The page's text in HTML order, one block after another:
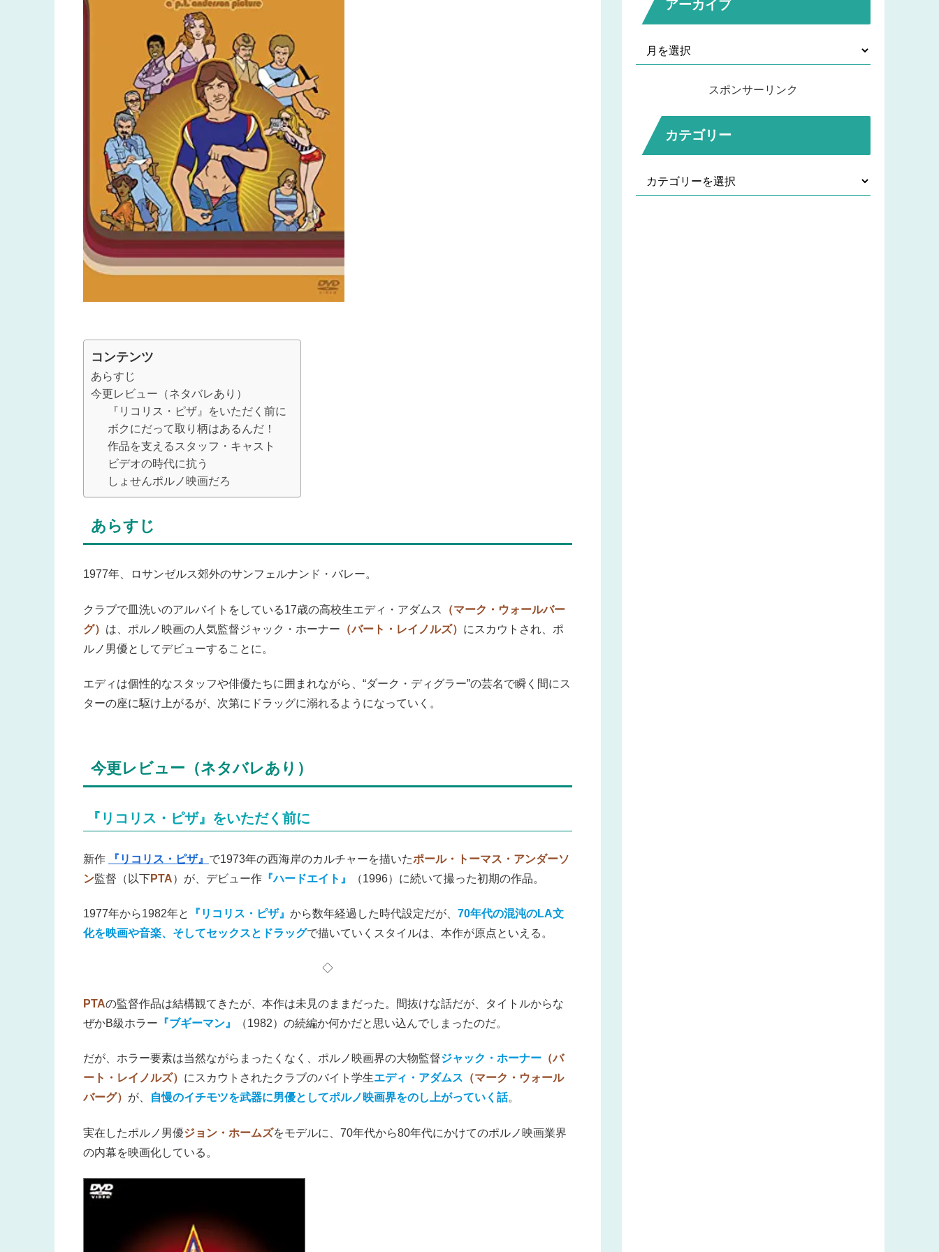
コンテンツ
あらすじ
今更レビュー（ネタバレあり）
『リコリス・ピザ』をいただく前に
ボクにだって取り柄はあるんだ！
作品を支えるスタッフ・キャスト
ビデオの時代に抗う
しょせんポルノ映画だろ
あらすじ
1977年、ロサンゼルス郊外のサンフェルナンド・バレー。
クラブで皿洗いのアルバイトをしている17歳の高校生エディ・アダムス
（マーク・ウォールバー
グ） は、ポルノ映画の人気監督ジャック・ホーナー （バート・レイノルズ） にスカウトされ、ポ
ルノ男優としてデビューすることに。
エディは個性的なスタッフや俳優たちに囲まれながら、“ダーク・ディグラー”の芸名で瞬く間にス
ターの座に駆け上がるが、次第にドラッグに溺れるようになっていく。
今更レビュー（ネタバレあり）
『リコリス・ピザ』をいただく前に
新作 『リコリス・ピザ』 で1973年の西海岸のカルチャーを描いたポール・トーマス・アンダーソ
ン監督（以下PTA）が、デビュー作 『ハードエイト』 （1996）に続いて撮った初期の作品。
1977年から1982年と 『リコリス・ピザ』 から数年経過した時代設定だが、 70年代の混沌のLA文
化を映画や音楽、そしてセックスとドラッグで描いていくスタイルは、本作が原点といえる。
◇
PTAの監督作品は結構観てきたが、本作は未見のままだった。間抜けな話だが、タイトルからな
ぜかB級ホラー 『ブギーマン』 （1982）の続編か何かだと思い込んでしまったのだ。
だが、ホラー要素は当然ながらまったくなく、ポルノ映画界の大物監督ジャック・ホーナー （バ
ート・レイノルズ） にスカウトされたクラブのバイト学生エディ・アダムス （マーク・ウォール
バーグ） が、 自慢のイチモツを武器に男優としてポルノ映画界をのし上がっていく話。
実在したポルノ男優ジョン・ホームズをモデルに、70年代から80年代にかけてのポルノ映画業界
の内幕を映画化している。
アーカイブ
スポンサーリンク
カテゴリー